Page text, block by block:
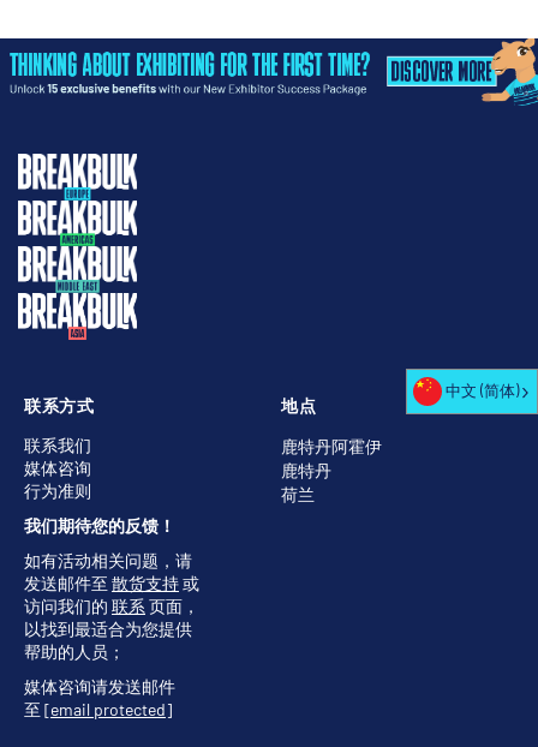
地点
鹿特丹阿霍伊
鹿特丹
荷兰
联系方式
联系我们
媒体咨询
行为准则
我们期待您的反馈！
如有活动相关问题，请
发送邮件至 散货支持或
访问我们的 联系 页面，
以找到最适合为您提供
帮助的人员；
媒体咨询请发送邮件
至 [email protected]
中文 (简体)